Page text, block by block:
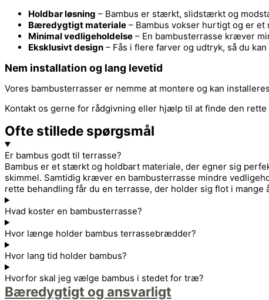
Holdbar løsning – Bambus er stærkt, slidstærkt og
Bæredygtigt materiale – Bambus vokser hurtigt og er
Minimal vedligeholdelse – En bambusterrasse kræver
Eksklusivt design – Fås i flere farver og udtryk, så du
Nem installation og lang levetid
Vores bambusterrasser er nemme at montere og kan
Kontakt os gerne for rådgivning eller hjælp til at finde den
Ofte stillede spørgsmål
Er bambus godt til terrasse?
Bambus er et stærkt og holdbart materiale, der egner sig
skimmel. Samtidig kræver en bambusterrasse mindre
rette behandling får du en terrasse, der holder sig flot i mange
Hvad koster en bambusterrasse?
Hvor længe holder bambus terrassebrædder?
Hvor lang tid holder bambus?
Hvorfor skal jeg vælge bambus i stedet for træ?
Bæredygtigt og ansvarligt